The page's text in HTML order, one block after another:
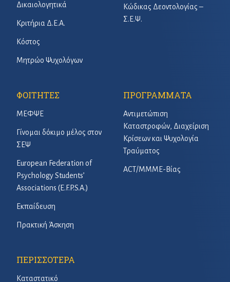
Κώδικας Δεοντολογίας –
Σ.Ε.Ψ.
Δικαιολογητικά
Κριτήρια Δ.Ε.Α.
Κόστος
Μητρώο Ψυχολόγων
ΦΟΙΤΗΤΕΣ
ΜΕΦΨΕ
Γίνομαι δόκιμο μέλος στον
ΣΕΨ
European Federation of
Psychology Students’
Associations (E.F.P.S.A.)
Εκπαίδευση
Πρακτική Άσκηση
ΠΡΟΓΡΑΜΜΑΤΑ
Αντιμετώπιση
Καταστροφών, Διαχείριση
Κρίσεων και Ψυχολογία
Τραύματος
ACT/ΜΜΜΕ-Βίας
ΠΕΡΙΣΣΟΤΕΡΑ
Καταστατικό